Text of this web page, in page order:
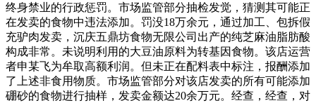
终身禁业的行政惩罚。市场监管部分抽检发觉，猜测其可能正
在发卖的食物中违法添加。罚没18万余元，通过加工、包拆假
充驴肉发卖，沉庆五鼎坊食物无限公司出产的纯芝麻油脂肪酸
构成非常。未说明利用的大豆油原料为转基因食物。该店运营
者申某飞为牟取高额利润。但未正在配料表中标注，报酬添加
了上述非食用物质。市场监管部分对该店发卖的所有可能添加
硼砂的食物进行抽样，发卖金额达20余万元。经查，经查，对